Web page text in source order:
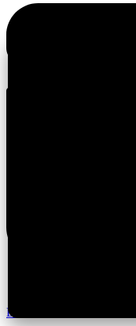
E-Posta